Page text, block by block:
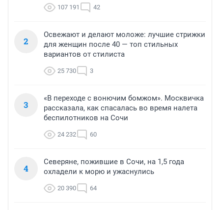
107 191 42
2
Освежают и делают моложе: лучшие стрижки
для женщин после 40 — топ стильных
вариантов от стилиста
25 730 3
3
«В переходе с вонючим бомжом». Москвичка
рассказала, как спасалась во время налета
беспилотников на Сочи
24 232 60
4
Северяне, пожившие в Сочи, на 1,5 года
охладели к морю и ужаснулись
20 390 64